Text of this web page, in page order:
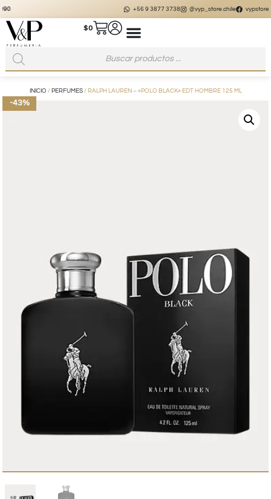
@vyp_store.chile vypstore.cl
$0
INICIO / PERFUMES/ RALPH LAUREN – «POLO BLACK» EDT HOMBRE 125 ML
-43%